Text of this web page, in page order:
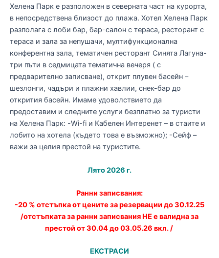
Хелена Парк е разположен в северната част на курорта,
в непосредствена близост до плажа. Хотел Хелена Парк
разполага с лоби бар, бар-салон с тераса, ресторант с
тераса и зала за непушачи, мултифункционална
конферентна зала, тематичен ресторант Синята Лагуна-
три пъти в седмицата тематична вечеря ( с
предварително записване), открит плувен басейн –
шезлонги, чадъри и плажни хавлии, снек-бар до
открития басейн. Имаме удоволствието да
предоставим и следните услуги безплатно за туристи
на Хелена Парк: -Wi-fi и Кабелен Интеренет – в стаите и
лобито на хотела (където това е възможно); -Сейф –
важи за целия престой на туристите.
Лято 2026 г.
Ранни записвания:
-20 % отстъпкаот цените за резервации до 30.12.25
/отстъпката за ранни записвания НЕ е валидна за
престой от 30.04 до 03.05.26 вкл. /
ЕКСТРАСИ